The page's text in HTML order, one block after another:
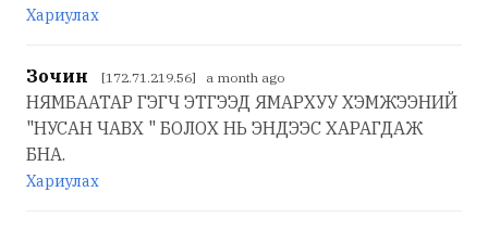
Хариулах
Зочин [172.71.219.56] a month ago
НЯМБААТАР ГЭГЧ ЭТГЭЭД ЯМАРХУУ ХЭМЖЭЭНИЙ
"НУСАН ЧАВХ " БОЛОХ НЬ ЭНДЭЭС ХАРАГДАЖ
БНА.
Хариулах